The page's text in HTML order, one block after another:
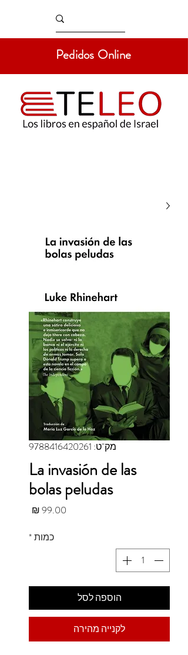
Pedidos Online
מק"ט: 9788416420261
La invasión de las
bolas peludas
כמות*
הוספה לסל
לקנייה מהירה